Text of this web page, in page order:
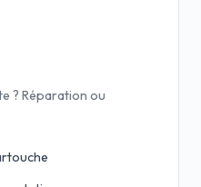
? Réparation ou